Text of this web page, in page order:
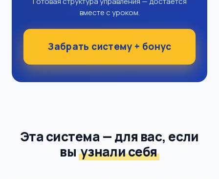
вместе с уроком.
Забрать систему + бонус
Эта система — для вас, если
вы узнали себя